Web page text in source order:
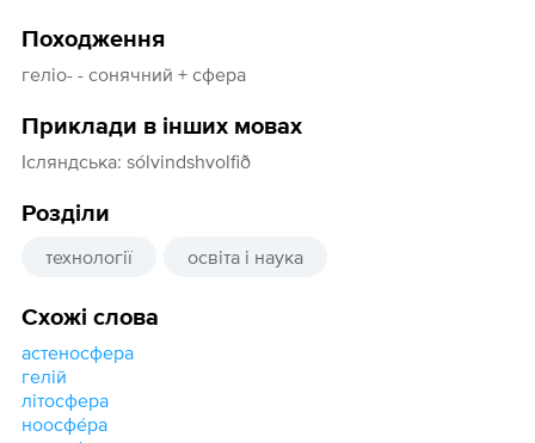
Походження
геліо- - сонячний + сфера
Приклади в інших мовах
Ісляндcька: sólvindshvolfið
Розділи
технології освіта і наука
Схожі слова
астеносфера
гелій
літосфера
ноосфе́ра